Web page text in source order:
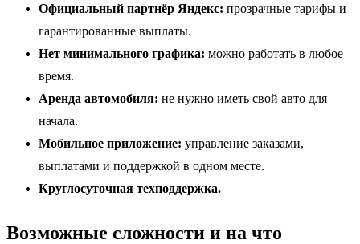
Официальный партнёр Яндекс: прозрачные тарифы и
гарантированные выплаты.
Нет минимального графика: можно работать в любое
время.
Аренда автомобиля: не нужно иметь свой авто для
начала.
Мобильное приложение: управление заказами,
выплатами и поддержкой в одном месте.
Круглосуточная техподдержка.
Возможные сложности и на что